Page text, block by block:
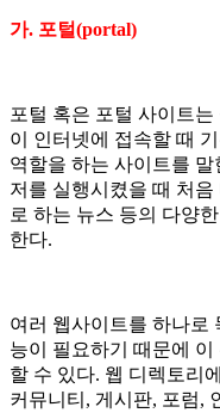
가. 포털(portal)
포털 혹은 포털 사이트
이 인터넷에 접속할 때
역할을 하는 사이트를
저를 실행시켰을 때 처
로 하는 뉴스 등의 다양
한다.
여러 웹사이트를 하나로
능이 필요하기 때문에
할 수 있다. 웹 디렉토리
커뮤니티, 게시판, 포럼,